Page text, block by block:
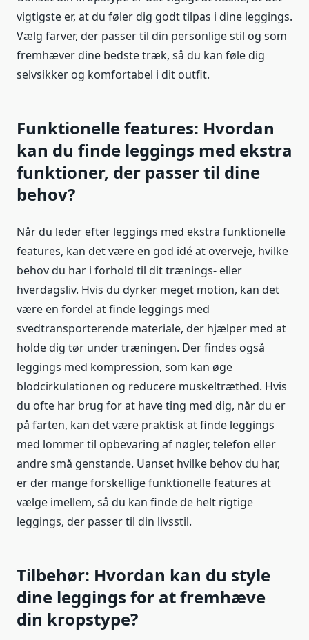
vigtigste er, at du føler dig godt tilpas i dine leggings.
Vælg farver, der passer til din personlige stil og som
fremhæver dine bedste træk, så du kan føle dig
selvsikker og komfortabel i dit outfit.
Funktionelle features: Hvordan
kan du finde leggings med ekstra
funktioner, der passer til dine
behov?
Når du leder efter leggings med ekstra funktionelle
features, kan det være en god idé at overveje, hvilke
behov du har i forhold til dit trænings- eller
hverdagsliv. Hvis du dyrker meget motion, kan det
være en fordel at finde leggings med
svedtransporterende materiale, der hjælper med at
holde dig tør under træningen. Der findes også
leggings med kompression, som kan øge
blodcirkulationen og reducere muskeltræthed. Hvis
du ofte har brug for at have ting med dig, når du er
på farten, kan det være praktisk at finde leggings
med lommer til opbevaring af nøgler, telefon eller
andre små genstande. Uanset hvilke behov du har,
er der mange forskellige funktionelle features at
vælge imellem, så du kan finde de helt rigtige
leggings, der passer til din livsstil.
Tilbehør: Hvordan kan du style
dine leggings for at fremhæve
din kropstype?